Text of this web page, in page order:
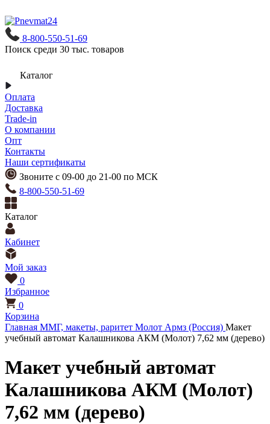
8-800-550-51-69
Поиск среди 30 тыс. товаров
Каталог
Оплата
Доставка
Trade-in
О компании
Опт
Контакты
Наши сертификаты
Звоните с 09-00 до 21-00 по МСК
8-800-550-51-69
Каталог
Кабинет
Мой заказ
0
Избранное
0
Корзина
Главная ММГ, макеты, раритет Молот Армз (Россия) Макет
учебный автомат Калашникова АКМ (Молот) 7,62 мм (дерево)
Макет учебный автомат
Калашникова АКМ (Молот)
7,62 мм (дерево)